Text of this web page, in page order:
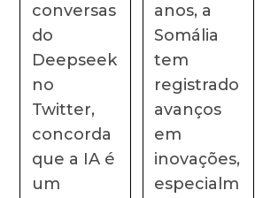
conversas
do
Deepseek
no
Twitter,
concorda
que a IA é
um
anos, a
Somália
tem
registrado
avanços
em
inovações,
especialm